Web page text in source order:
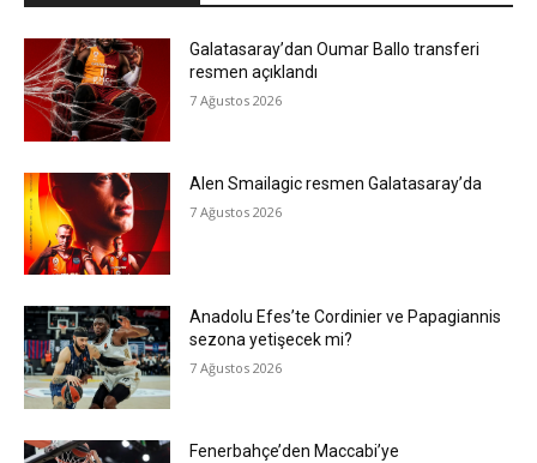
Galatasaray’dan Oumar Ballo transferi
resmen açıklandı
7 Ağustos 2026
Alen Smailagic resmen Galatasaray’da
7 Ağustos 2026
Anadolu Efes’te Cordinier ve Papagiannis
sezona yetişecek mi?
7 Ağustos 2026
Fenerbahçe’den Maccabi’ye